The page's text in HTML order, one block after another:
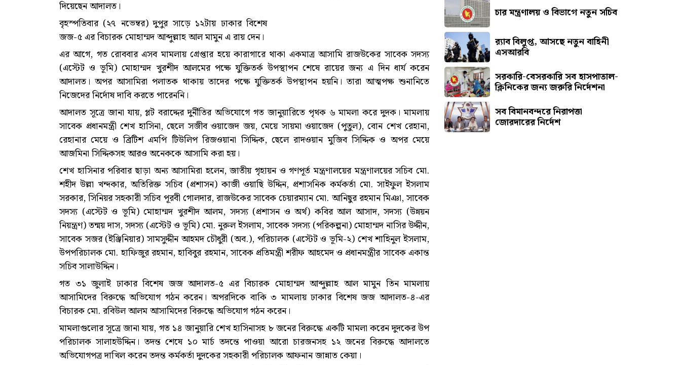
দিয়েছেন আদালত।
বৃহস্পতিবার (২৭ নভেম্বর) দুপুর সাড়ে ১২টায় ঢাকার বিশেষ
জজ-৫ এর বিচারক মোহাম্মদ আব্দুল্লাহ আল মামুন এ রায় দেন।
এর আগে, গত রোববার এসব মামলায় গ্রেপ্তার হয়ে কারাগারে থাকা একমাত্র আসামি রাজউকের সাবেক সদস্য
(এস্টেট ও ভূমি) মোহাম্মদ খুরশীদ আলমের পক্ষে যুক্তিতর্ক উপস্থাপন শেষে রায়ের জন্য এ দিন ধার্য করেন
আদালত। অপর আসামিরা পলাতক থাকায় তাদের পক্ষে যুক্তিতর্ক উপস্থাপন হয়নি। তারা আত্মপক্ষ শুনানিতে
নিজেদের নির্দোষ দাবি করতে পারেননি।
আদালত সূত্রে জানা যায়, প্লট বরাদ্দের দুর্নীতির অভিযোগে গত জানুয়ারিতে পৃথক ৬ মামলা করে দুদক। মামলায়
সাবেক প্রধানমন্ত্রী শেখ হাসিনা, ছেলে সজীব ওয়াজেদ জয়, মেয়ে সায়মা ওয়াজেদ (পুতুল), বোন শেখ রেহানা,
রেহানার মেয়ে ও ব্রিটিশ এমপি টিউলিপ রিজওয়ানা সিদ্দিক, ছেলে রাদওয়ান মুজিব সিদ্দিক ও অপর মেয়ে
আজমিনা সিদ্দিকসহ আরও অনেককে আসামি করা হয়।
শেখ হাসিনার পরিবার ছাড়া অন্য আসামিরা হলেন, জাতীয় গৃহায়ন ও গণপূর্ত মন্ত্রণালয়ের মন্ত্রণালয়ের সচিব মো.
শহীদ উল্লা খন্দকার, অতিরিক্ত সচিব (প্রশাসন) কাজী ওয়াছি উদ্দিন, প্রশাসনিক কর্মকর্তা মো. সাইফুল ইসলাম
সরকার, সিনিয়র সহকারী সচিব পূরবী গোলদার, রাজউকের সাবেক চেয়ারম্যান মো. আনিছুর রহমান মিঞা, সাবেক
সদস্য (এস্টেট ও ভূমি) মোহাম্মদ খুরশীদ আলম, সদস্য (প্রশাসন ও অর্থ) কবির আল আসাদ, সদস্য (উন্নয়ন
নিয়ন্ত্রণ) তন্ময় দাস, সদস্য (এস্টেট ও ভূমি) মো. নুরুল ইসলাম, সাবেক সদস্য (পরিকল্পনা) মোহাম্মদ নাসির উদ্দীন,
সাবেক সজর (ইঞ্জিনিয়ার) সামসুদ্দীন আহমদ চৌধুরী (অব.), পরিচালক (এস্টেট ও ভূমি-২) শেখ শাহিনুল ইসলাম,
উপপরিচালক মো. হাফিজুর রহমান, হাবিবুর রহমান, সাবেক প্রতিমন্ত্রী শরীফ আহমেদ ও প্রধানমন্ত্রীর সাবেক একান্ত
সচিব সালাউদ্দিন।
গত ৩১ জুলাই ঢাকার বিশেষ জজ আদালত-৫ এর বিচারক মোহাম্মদ আব্দুল্লাহ আল মামুন তিন মামলায়
আসামিদের বিরুদ্ধে অভিযোগ গঠন করেন। অপরদিকে বাকি ৩ মামলায় ঢাকার বিশেষ জজ আদালত-৪-এর
বিচারক মো. রবিউল আলম আসামিদের বিরুদ্ধে অভিযোগ গঠন করেন।
মামলাগুলোর সূত্রে জানা যায়, গত ১৪ জানুয়ারি শেখ হাসিনাসহ ৮ জনের বিরুদ্ধে একটি মামলা করেন দুদকের উপ
পরিচালক সালাহউদ্দিন। তদন্ত শেষে ১০ মার্চ তদন্তে পাওয়া আরো চারজনসহ ১২ জনের বিরুদ্ধে আদালতে
অভিযোগপত্র দাখিল করেন তদন্ত কর্মকর্তা দুদকের সহকারী পরিচালক আফনান জান্নাত কেয়া।
চার মন্ত্রণালয় ও বিভাগে নতুন সচিব
র‍্যাব বিলুপ্ত, আসছে নতুন বাহিনী
এসআরবি
সরকারি-বেসরকারি সব হাসপাতাল-
ক্লিনিকের জন্য জরুরি নির্দেশনা
সব বিমানবন্দরে নিরাপত্তা
জোরদারের নির্দেশ